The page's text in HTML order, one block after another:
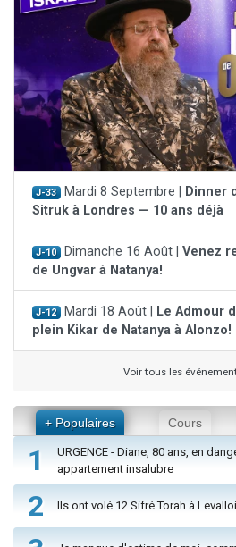
J-33 Mardi 8 Septembre |
Dinner
Sitruk à Londres — 10 ans déjà
J-10 Dimanche 16 Août | Venez
de Ungvar à Natanya!
J-12 Mardi 18 Août |
Le Admour
plein Kikar de Natanya à Alonzo!
Voir tous les
+ Populaires Cours
1
URGENCE - Diane, 80 ans, en
appartement insalubre
2 Ils ont volé 12 Sifré Torah à